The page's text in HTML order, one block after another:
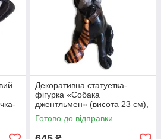
Декоративна статуетка-
фігурка «Собака
джентльмен» (висота 23 см),
стильний інтер'єрний арт-
об'єкт із полірезину, колір
Готово до відправки